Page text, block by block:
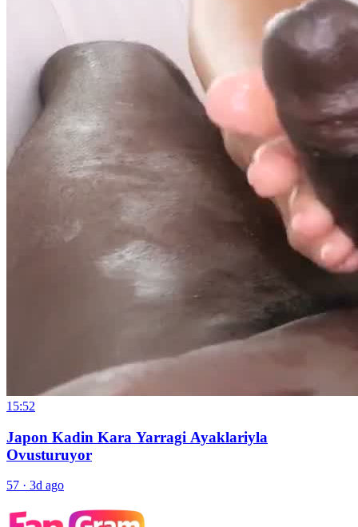
15:52
Japon Kadin Kara Yarragi Ayaklariyla
Ovusturuyor
57 · 3d ago